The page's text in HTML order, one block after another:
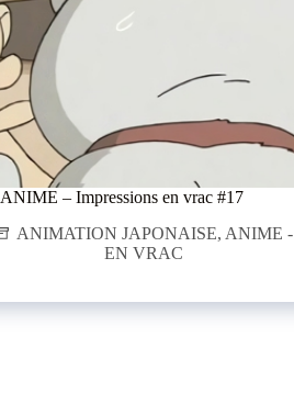
ANIME – Impressions en vrac #17
ANIMATION JAPONAISE, ANIME -
EN VRAC